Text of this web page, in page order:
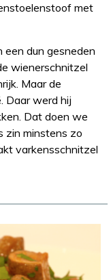
met
een dun gesneden
wienerschnitzel
Maar de
Daar werd hij
Dat doen we
zin minstens zo
varkensschnitzel